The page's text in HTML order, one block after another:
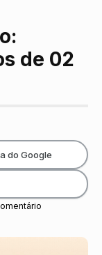
de 02
do Google